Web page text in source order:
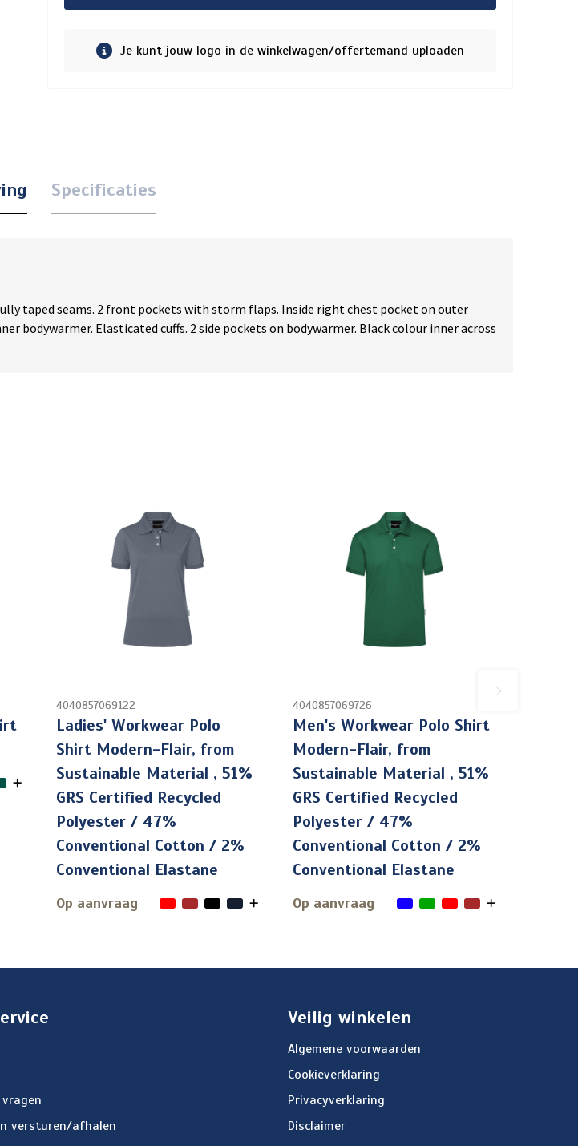
Je kunt jouw logo in de winkelwagen/offertemand uploaden
Specificaties
taped seams. 2 front pockets with storm flaps. Inside right chest pocket on outer
bodywarmer. Elasticated cuffs. 2 side pockets on bodywarmer. Black colour inner across
4040857069122
Ladies' Workwear Polo
Shirt Modern-Flair, from
Sustainable Material , 51%
GRS Certified Recycled
Polyester / 47%
Conventional Cotton / 2%
Conventional Elastane
Op aanvraag
4040857069726
Men's Workwear Polo Shirt
Modern-Flair, from
Sustainable Material , 51%
GRS Certified Recycled
Polyester / 47%
Conventional Cotton / 2%
Conventional Elastane
Op aanvraag
versturen/afhalen
Veilig winkelen
Algemene voorwaarden
Cookieverklaring
Privacyverklaring
Disclaimer